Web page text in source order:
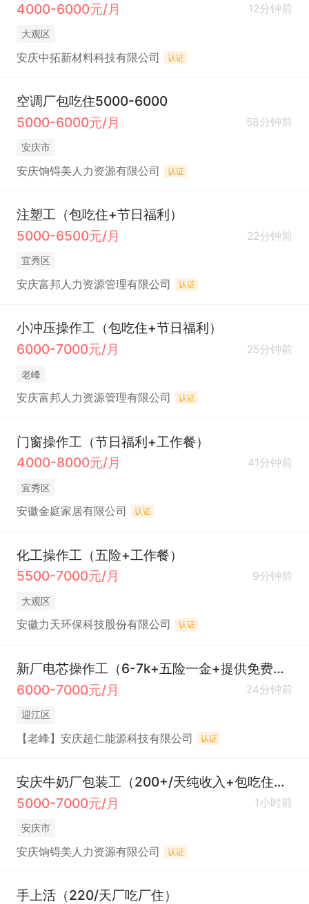
4000-6000元/月
12分钟前
大观区
安庆中拓新材料科技有限公司 认证
空调厂包吃住5000-6000
5000-6000元/月
58分钟前
安庆市
安庆饷锝美人力资源有限公司 认证
注塑工（包吃住+节日福利）
5000-6500元/月
22分钟前
宜秀区
安庆富邦人力资源管理有限公司 认证
小冲压操作工（包吃住+节日福利）
6000-7000元/月
25分钟前
老峰
安庆富邦人力资源管理有限公司 认证
门窗操作工（节日福利+工作餐）
4000-8000元/月
41分钟前
宜秀区
安徽金庭家居有限公司 认证
化工操作工（五险+工作餐）
5500-7000元/月
9分钟前
大观区
安徽力天环保科技股份有限公司 认证
新厂电芯操作工（6-7k+五险一金+提供免费住宿和餐补+节日福利）
6000-7000元/月
24分钟前
迎江区
【老峰】安庆超仁能源科技有限公司 认证
安庆牛奶厂包装工（200+/天纯收入+包吃住+提供被子）
5000-7000元/月
1小时前
安庆市
安庆饷锝美人力资源有限公司 认证
手上活（220/天厂吃厂住）